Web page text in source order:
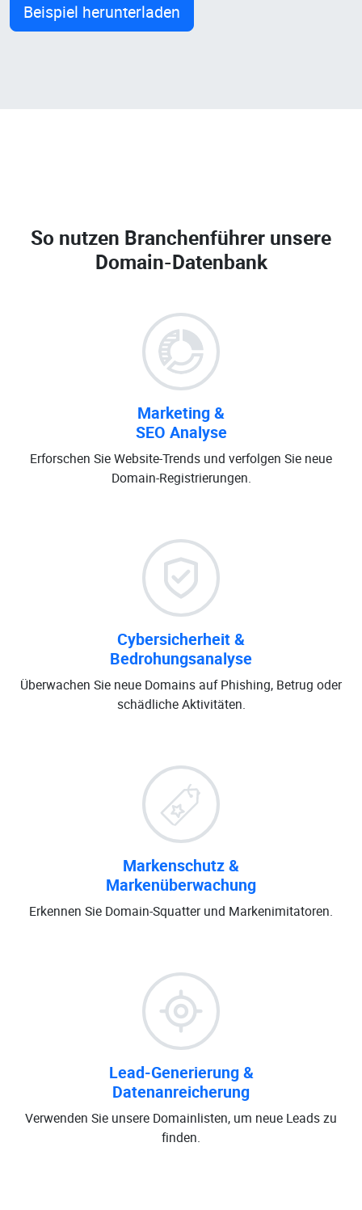
Beispiel herunterladen
So nutzen Branchenführer unsere
Domain-Datenbank
Marketing &
SEO Analyse
Erforschen Sie Website-Trends und verfolgen Sie neue
Domain-Registrierungen.
Cybersicherheit &
Bedrohungsanalyse
Überwachen Sie neue Domains auf Phishing, Betrug oder
schädliche Aktivitäten.
Markenschutz &
Markenüberwachung
Erkennen Sie Domain-Squatter und Markenimitatoren.
Lead-Generierung &
Datenanreicherung
Verwenden Sie unsere Domainlisten, um neue Leads zu
finden.